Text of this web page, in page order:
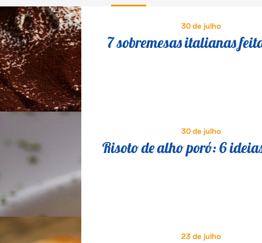
30 de julho
7 sobremesas italianas
30 de julho
Risoto de alho poró: 6
23 de julho